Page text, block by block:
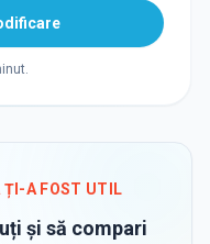
ȚI-A FOST UTIL
și să compari